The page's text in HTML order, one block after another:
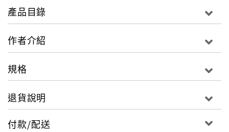
杜運燮、穆旦、魯迅、卞之琳、辛笛、崑南、馬博良、
梁秉鈞、洛夫、瘂弦、商禽、葉珊、張默、辛鬱等詩人
詩的發展圖像，以寫詩、讀詩、評詩，點燃了現代文學
生命真質的狂喜。
在一切事物逐漸趨於專門化的現代世界中，詩評人的出
現有時是件頗為危險的事；他們要在藝術家與群眾之間
做一個「萬應的中人」，一面要為藝術定路向，一面要
產品目錄
作者介紹
規格
退貨說明
付款/配送